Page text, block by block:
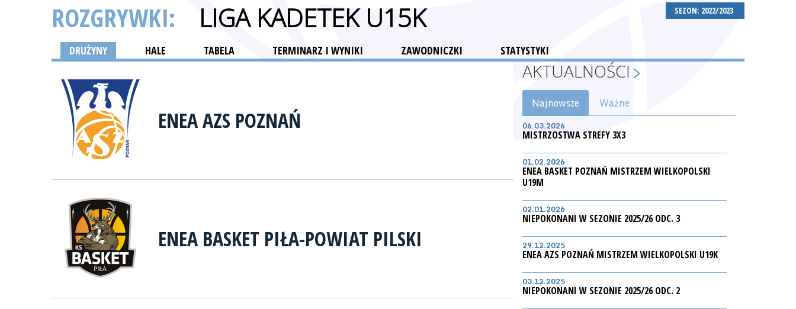
SEZON: 2022/2023
ROZGRYWKI: LIGA KADETEK U15K
DRUŻYNY HALE TABELA TERMINARZ I WYNIKI ZAWODNICZKI STATYSTYKI
ENEA AZS POZNAŃ
ENEA BASKET PIŁA-POWIAT PILSKI
AKTUALNOŚCI
Najnowsze Ważne
06.03.2026
MISTRZOSTWA STREFY 3X3
01.02.2026
ENEA BASKET POZNAŃ MISTRZEM WIELKOPOLSKI
U19M
02.01.2026
NIEPOKONANI W SEZONIE 2025/26 ODC. 3
29.12.2025
ENEA AZS POZNAŃ MISTRZEM WIELKOPOLSKI U19K
03.12.2025
NIEPOKONANI W SEZONIE 2025/26 ODC. 2